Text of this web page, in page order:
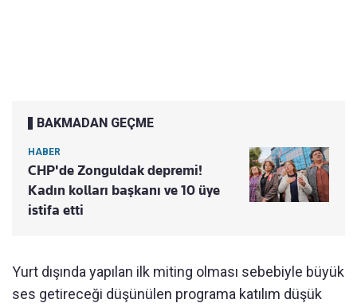
BAKMADAN GEÇME
HABER
CHP'de Zonguldak depremi!
Kadın kolları başkanı ve 10 üye
istifa etti
Yurt dışında yapılan ilk miting olması sebebiyle büyük
ses getireceği düşünülen programa katılım düşük